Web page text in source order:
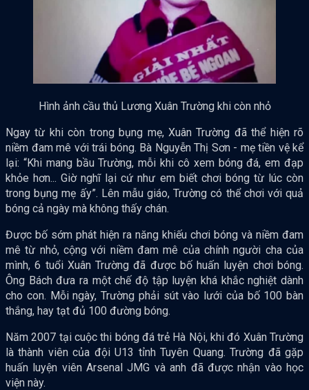
Hình ảnh cầu thủ Lương Xuân Trường khi còn nhỏ
Ngay từ khi còn trong bụng mẹ, Xuân Trường đã thể hiện rõ
niềm đam mê với trái bóng. Bà Nguyễn Thị Sơn - mẹ tiền vệ kể
lại: “Khi mang bầu Trường, mỗi khi cô xem bóng đá, em đạp
khỏe hơn... Giờ nghĩ lại cứ như em biết chơi bóng từ lúc còn
trong bụng mẹ ấy”. Lên mẫu giáo, Trường có thể chơi với quả
bóng cả ngày mà không thấy chán.
Được bố sớm phát hiện ra năng khiếu chơi bóng và niềm đam
mê từ nhỏ, cộng với niềm đam mê của chính người cha của
mình, 6 tuổi Xuân Trường đã được bố huấn luyện chơi bóng.
Ông Bách đưa ra một chế độ tập luyện khá khắc nghiệt dành
cho con. Mỗi ngày, Trường phải sút vào lưới của bố 100 bàn
thắng, hay tạt đủ 100 đường bóng.
Năm 2007 tại cuộc thi bóng đá trẻ Hà Nội, khi đó Xuân Trường
là thành viên của đội U13 tỉnh Tuyên Quang. Trường đã gặp
huấn luyện viên Arsenal JMG và anh đã được nhận vào học
viện này.